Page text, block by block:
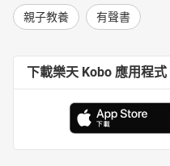
親子教養 有聲書
下載樂天 Kobo 應用程式